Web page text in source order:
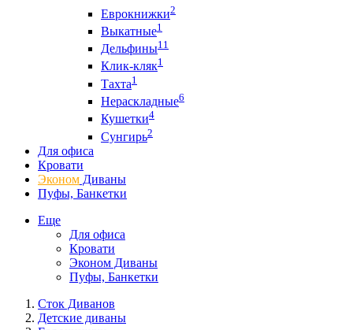
Еврокнижки2
Выкатные1
Дельфины11
Клик-кляк1
Тахта1
Нераскладные6
Кушетки4
Сунгирь2
Для офиса
Кровати
Эконом Диваны
Пуфы, Банкетки
Еще
Для офиса
Кровати
Эконом Диваны
Пуфы, Банкетки
Сток Диванов
Детские диваны